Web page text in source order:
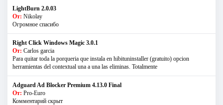
LightBurn 2.0.03
От: Nikolay
Огромное спасибо
Right Click Windows Magic 3.0.1
От: Carlos garcia
Para quitar toda la porqueria que instala en hibituninstaller (gratuito) opcion
herramientas del contextual una a una las eliminas. Totalmente
Adguard Ad Blocker Premium 4.13.0 Final
От: Pro-Euro
Комментарий скрыт